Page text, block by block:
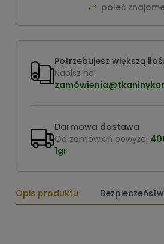
poleć
Potrzebujesz większą
Napisz na:
Darmowa dostawa
Od zamówień powyżej
1gr.
Opis produktu